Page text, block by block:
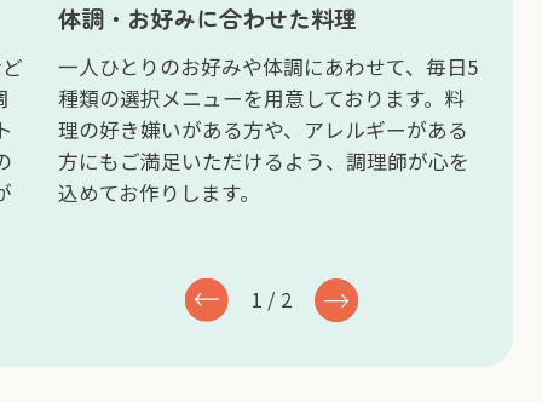
ベントメニュー
生春巻き、和菓子など
ります。時には、調
ぎるといったイベント
やクリスマス会などの
かなパーティー料理が
体調・お好みに合わせた
一人ひとりのお好みや体調に
種類の選択メニューを用意し
理の好き嫌いがある方や、ア
方にもご満足いただけるよう
2 / 2